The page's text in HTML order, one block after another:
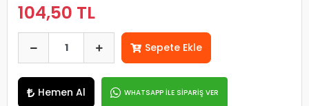
104,50 TL
Sepete Ekle
Hemen Al WHATSAPP İLE SİPARİŞ VER